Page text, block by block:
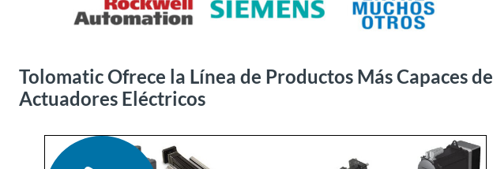
Tolomatic Ofrece la Línea de Productos Más Capaces de
Actuadores Eléctricos